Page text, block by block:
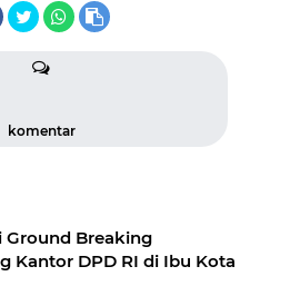
komentar
Ground Breaking
Kantor DPD RI di Ibu Kota